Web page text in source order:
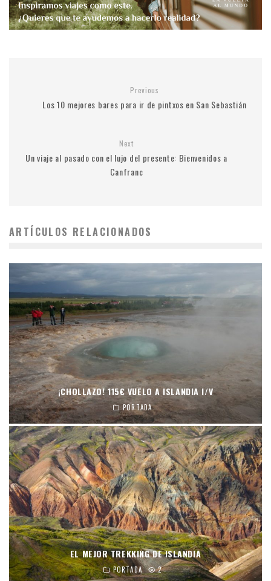
Previous
Los 10 mejores bares para ir de pintxos en San Sebastián
Next
Un viaje al pasado con el lujo del presente: Bienvenidos a
Canfranc
ARTÍCULOS RELACIONADOS
¡CHOLLAZO! 115€ VUELO A ISLANDIA I/V
PORTADA
EL MEJOR TREKKING DE ISLANDIA
PORTADA 2